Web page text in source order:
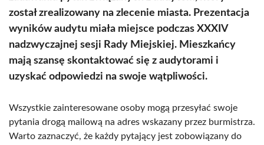
został zrealizowany na zlecenie miasta. Prezentacja
wyników audytu miała miejsce podczas XXXIV
nadzwyczajnej sesji Rady Miejskiej. Mieszkańcy
mają szansę skontaktować się z audytorami i
uzyskać odpowiedzi na swoje wątpliwości.
Wszystkie zainteresowane osoby mogą przesyłać swoje
pytania drogą mailową na adres wskazany przez burmistrza.
Warto zaznaczyć, że każdy pytający jest zobowiązany do